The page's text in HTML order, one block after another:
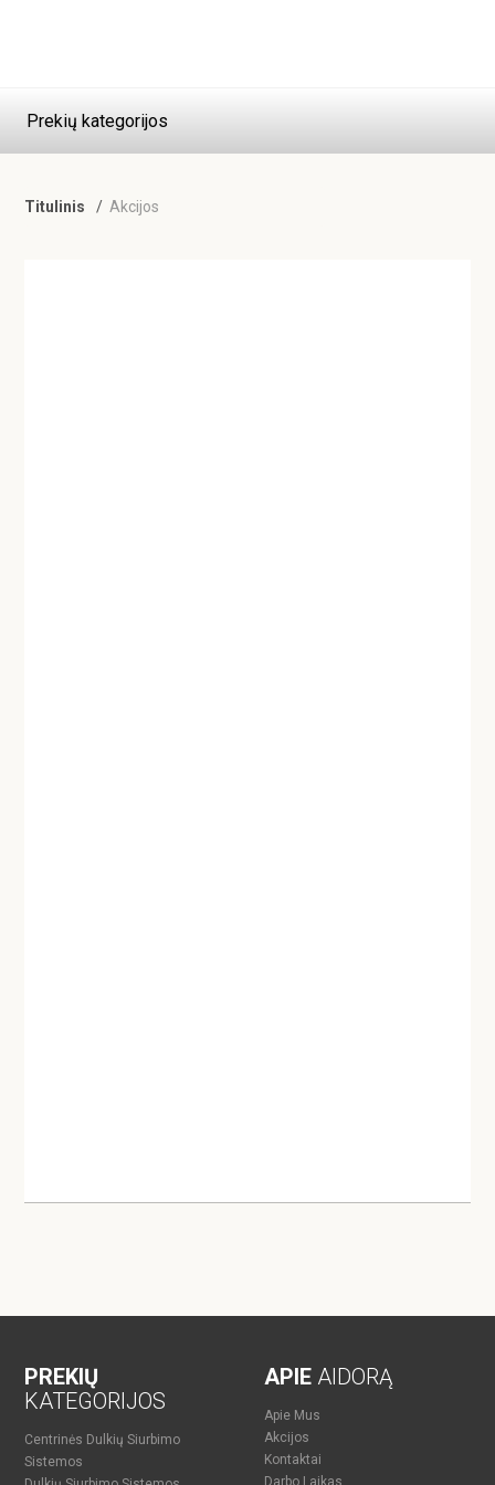
Prekių kategorijos
Titulinis Akcijos
PREKIŲ
KATEGORIJOS
Centrinės Dulkių Siurbimo
Sistemos
APIE AIDORĄ
Apie Mus
Akcijos
Kontaktai
Darbo Laikas